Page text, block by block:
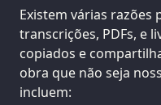
Existem várias razões
transcrições, PDFs, e
copiados e
obra que não seja
incluem: